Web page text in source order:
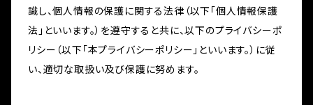
識し、個人情報の保護に関する法律（以下「個人情報保護
法」といいます。）を遵守すると共に、以下のプライバシーポ
リシー（以下「本プライバシーポリシー」といいます。）に従
い、適切な取扱い及び保護に努めます。